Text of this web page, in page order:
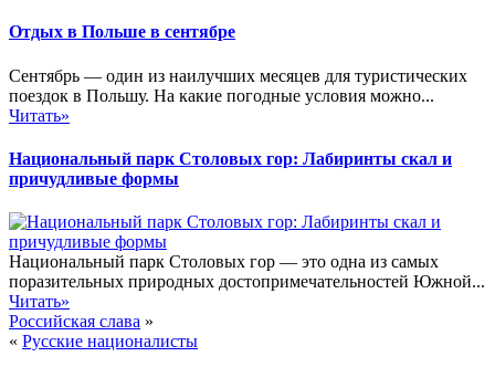
Отдых в Польше в сентябре
Сентябрь — один из наилучших месяцев для туристических
поездок в Польшу. На какие погодные условия можно...
Читать»
Национальный парк Столовых гор: Лабиринты скал и
причудливые формы
Национальный парк Столовых гор — это одна из самых
поразительных природных достопримечательностей Южной...
Читать»
Российская слава »
« Русские националисты